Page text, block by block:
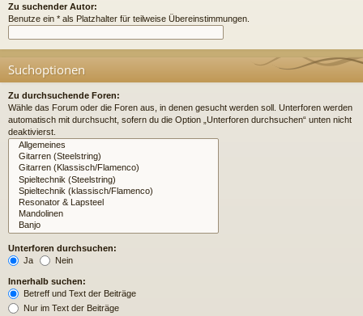
Zu suchender Autor:
Benutze ein * als Platzhalter für teilweise Übereinstimmungen.
Suchoptionen
Zu durchsuchende Foren:
Wähle das Forum oder die Foren aus, in denen gesucht werden soll. Unterforen werden
automatisch mit durchsucht, sofern du die Option „Unterforen durchsuchen“ unten nicht
deaktivierst.
Unterforen durchsuchen:
Ja
Nein
Innerhalb suchen:
Betreff und Text der Beiträge
Nur im Text der Beiträge